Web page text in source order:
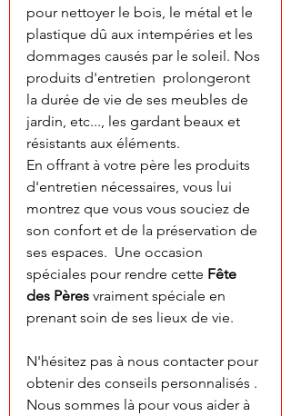
pour nettoyer le bois, le métal et le
plastique dû aux intempéries et les
dommages causés par le soleil. Nos
produits d'entretien  prolongeront
la durée de vie de ses meubles de
jardin, etc..., les gardant beaux et
résistants aux éléments.
En offrant à votre père les produits
d'entretien nécessaires, vous lui
montrez que vous vous souciez de
son confort et de la préservation de
ses espaces.  Une occasion
spéciales pour rendre cette Fête
des Pères vraiment spéciale en
prenant soin de ses lieux de vie.
N'hésitez pas à nous contacter pour
obtenir des conseils personnalisés .
Nous sommes là pour vous aider à